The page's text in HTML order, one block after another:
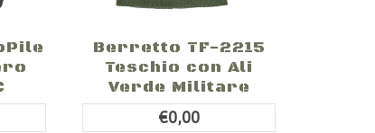
Berretto TF-2215
Teschio con Ali
Verde Militare
€0,00